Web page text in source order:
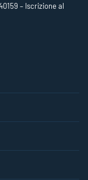
– Iscrizione al